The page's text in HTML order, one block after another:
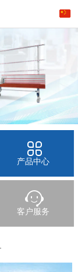
产品中心
客户服务